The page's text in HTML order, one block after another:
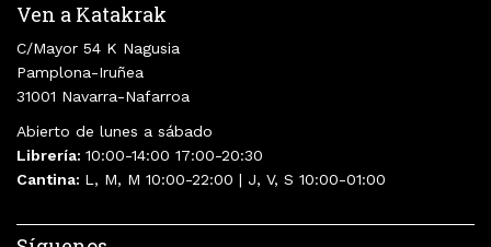
Ven a Katakrak
C/Mayor 54 K Nagusia
Pamplona-Iruñea
31001 Navarra-Nafarroa
Abierto de lunes a sábado
Librería: 10:00-14:00 17:00-20:30
Cantina: L, M, M 10:00-22:00 | J, V, S 10:00-01:00